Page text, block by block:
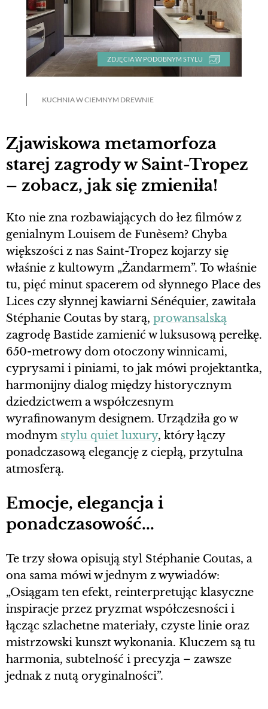
ZDJĘCIA W PODOBNYM STYLU
KUCHNIA W CIEMNYM DREWNIE
Zjawiskowa metamorfoza
starej zagrody w Saint-Tropez
– zobacz, jak się zmieniła!
Kto nie zna rozbawiających do łez filmów z
genialnym Louisem de Funèsem? Chyba
większości z nas Saint-Tropez kojarzy się
właśnie z kultowym „Żandarmem”. To właśnie
tu, pięć minut spacerem od słynnego Place des
Lices czy słynnej kawiarni Sénéquier, zawitała
Stéphanie Coutas by starą, prowansalską
zagrodę Bastide zamienić w luksusową perełkę.
650-metrowy dom otoczony winnicami,
cyprysami i piniami, to jak mówi projektantka,
harmonijny dialog między historycznym
dziedzictwem a współczesnym
wyrafinowanym designem. Urządziła go w
modnym stylu quiet luxury, który łączy
ponadczasową elegancję z ciepłą, przytulna
atmosferą.
Emocje, elegancja i
ponadczasowość...
Te trzy słowa opisują styl Stéphanie Coutas, a
ona sama mówi w jednym z wywiadów:
„Osiągam ten efekt, reinterpretując klasyczne
inspiracje przez pryzmat współczesności i
łącząc szlachetne materiały, czyste linie oraz
mistrzowski kunszt wykonania. Kluczem są tu
harmonia, subtelność i precyzja – zawsze
jednak z nutą oryginalności”.